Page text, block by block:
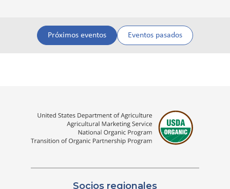
Próximos eventos Eventos pasados
Socios regionales